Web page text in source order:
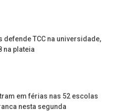
defende TCC na universidade,
na plateia
em férias nas 52 escolas
nesta segunda